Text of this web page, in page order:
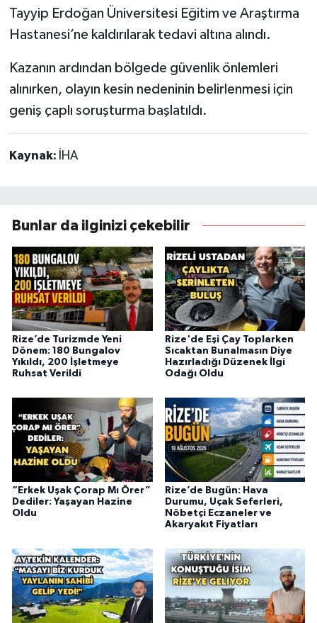
Tayyip Erdoğan Üniversitesi Eğitim ve Araştırma
Hastanesi’ne kaldırılarak tedavi altına alındı.
Kazanın ardından bölgede güvenlik önlemleri
alınırken, olayın kesin nedeninin belirlenmesi için
geniş çaplı soruşturma başlatıldı.
Kaynak: İHA
Bunlar da ilginizi çekebilir
Rize’de Turizmde Yeni
Dönem: 180 Bungalov
Yıkıldı, 200 İşletmeye
Ruhsat Verildi
Rize'de Eşi Çay Toplarken
Sıcaktan Bunalmasın Diye
Hazırladığı Düzenek İlgi
Odağı Oldu
“Erkek Uşak Çorap Mı Örer”
Dediler: Yaşayan Hazine
Oldu
Rize’de Bugün: Hava
Durumu, Uçak Seferleri,
Nöbetçi Eczaneler ve
Akaryakıt Fiyatları